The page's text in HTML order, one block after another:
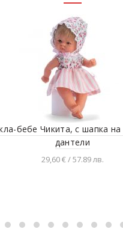
бебе Чикита, с шапка на
дантели
29,60 € / 57.89 лв.